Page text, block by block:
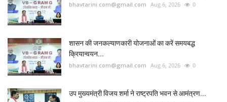
bhavtarini.com@gmail.com Aug 6, 2026 0
शासन की जनकल्याणकारी योजनाओं का करें समयबद्ध
क्रियान्वयन...
bhavtarini.com@gmail.com Aug 6, 2026 0
उप मुख्यमंत्री विजय शर्मा ने राष्ट्रपति भवन से आमंत्रण...